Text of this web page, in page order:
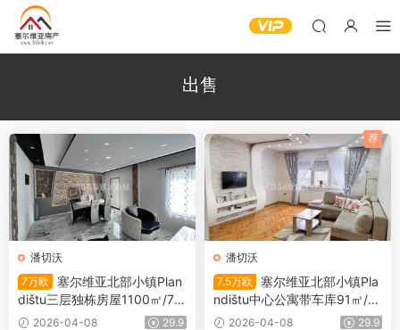
出售
潘切沃
7万欧
塞尔维亚北部小镇Plan
dištu三层独栋房屋1100㎡/7万
欧 2026-04-08 29.9
潘切沃
7.5万欧
塞尔维亚北部小镇Pla
ndištu中心公寓带车库91㎡/7.
5万欧2026-04-08 29.9
荐